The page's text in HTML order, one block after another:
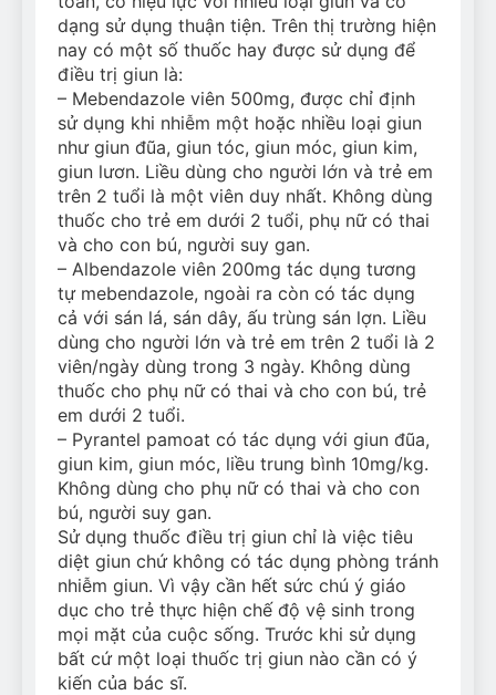
dạng sử dụng thuận tiện. Trên thị trường hiện
nay có một số thuốc hay được sử dụng để
điều trị giun là:
– Mebendazole viên 500mg, được chỉ định
sử dụng khi nhiễm một hoặc nhiều loại giun
như giun đũa, giun tóc, giun móc, giun kim,
giun lươn. Liều dùng cho người lớn và trẻ em
trên 2 tuổi là một viên duy nhất. Không dùng
thuốc cho trẻ em dưới 2 tuổi, phụ nữ có thai
và cho con bú, người suy gan.
– Albendazole viên 200mg tác dụng tương
tự mebendazole, ngoài ra còn có tác dụng
cả với sán lá, sán dây, ấu trùng sán lợn. Liều
dùng cho người lớn và trẻ em trên 2 tuổi là 2
viên/ngày dùng trong 3 ngày. Không dùng
thuốc cho phụ nữ có thai và cho con bú, trẻ
em dưới 2 tuổi.
– Pyrantel pamoat có tác dụng với giun đũa,
giun kim, giun móc, liều trung bình 10mg/kg.
Không dùng cho phụ nữ có thai và cho con
bú, người suy gan.
Sử dụng thuốc điều trị giun chỉ là việc tiêu
diệt giun chứ không có tác dụng phòng tránh
nhiễm giun. Vì vậy cần hết sức chú ý giáo
dục cho trẻ thực hiện chế độ vệ sinh trong
mọi mặt của cuộc sống. Trước khi sử dụng
bất cứ một loại thuốc trị giun nào cần có ý
kiến của bác sĩ.